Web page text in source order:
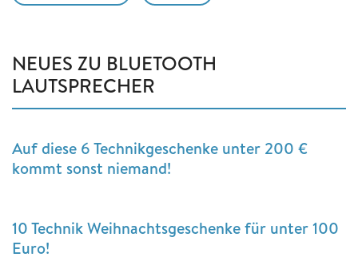
NEUES ZU BLUETOOTH
LAUTSPRECHER
Auf diese 6 Technikgeschenke unter 200 €
kommt sonst niemand!
10 Technik Weihnachtsgeschenke für unter 100
Euro!